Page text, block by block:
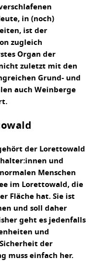
in (noch)
ist der
zugleich
Organ der
zuletzt mit den
Grund- und
auch Weinberge
der Lorettowald
und
Menschen
im Lorettowald, die
Fläche hat. Sie ist
und soll daher
geht es jedenfalls
und
der
muss einfach her.